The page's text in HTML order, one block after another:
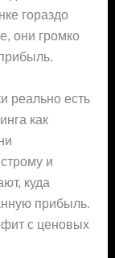
гораздо
они громко
реально есть
как
и
куда
прибыль.
с ценовых